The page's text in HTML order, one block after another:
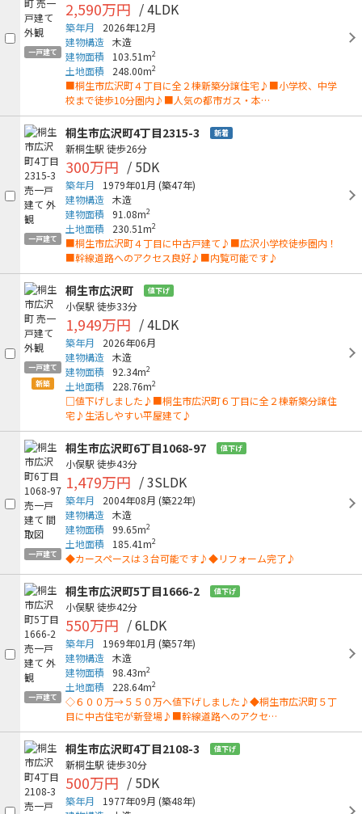
一戸建て
2,590万円 / 4LDK
築年月
2026年12月
建物構造 木造
建物面積
103.51m2
土地面積 248.00m2
■桐生市広沢町４丁目に全２棟新築分譲住宅♪■小学校、中学
校まで徒歩10分圏内♪■人気の都市ガス・本…
一戸建て
桐生市広沢町4丁目2315-3 新着
新桐生駅 徒歩26分
300万円 / 5DK
築年月 1979年01月 (築47年)
建物構造 木造
建物面積
91.08m2
土地面積 230.51m2
■桐生市広沢町４丁目に中古戸建て♪■広沢小学校徒歩圏内！
■幹線道路へのアクセス良好♪■内覧可能です♪
一戸建て
新築
桐生市広沢町 値下げ
小俣駅 徒歩33分
1,949万円 / 4LDK
築年月
2026年06月
建物構造 木造
建物面積
92.34m2
土地面積 228.76m2
□値下げしました♪■桐生市広沢町６丁目に全２棟新築分譲住
宅♪生活しやすい平屋建て♪
一戸建て
桐生市広沢町6丁目1068-97 値下げ
小俣駅 徒歩43分
1,479万円 / 3SLDK
築年月 2004年08月 (築22年)
建物構造 木造
建物面積
99.65m2
土地面積 185.41m2
◆カースペースは３台可能です♪◆リフォーム完了♪
一戸建て
桐生市広沢町5丁目1666-2 値下げ
小俣駅 徒歩42分
550万円 / 6LDK
築年月 1969年01月 (築57年)
建物構造 木造
建物面積
98.43m2
土地面積 228.64m2
◇６００万→５５０万へ値下げしました♪◆桐生市広沢町５丁
目に中古住宅が新登場♪■幹線道路へのアクセ…
桐生市広沢町4丁目2108-3 値下げ
新桐生駅 徒歩30分
500万円 / 5DK
築年月 1977年09月 (築48年)